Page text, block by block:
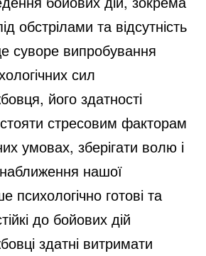
обстрілами та відсутність
суворе випробування
сил
його здатності
стресовим факторам
умовах, зберігати волю і
нашої
психологічно готові та
до бойових дій
здатні витримати